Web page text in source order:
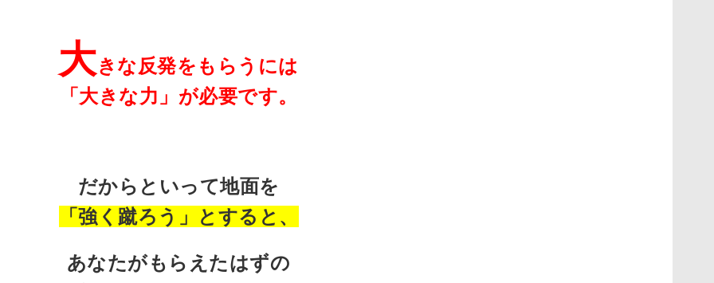
大きな反発をもらうには
「大きな力」が必要です。
だからといって地面を
「強く蹴ろう」とすると、
あなたがもらえたはずの